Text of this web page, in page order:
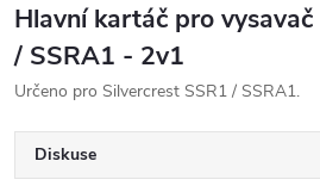
Hlavní kartáč pro
/ SSRA1 - 2v1
Určeno pro Silvercrest SSR1 / SSRA1.
Diskuse